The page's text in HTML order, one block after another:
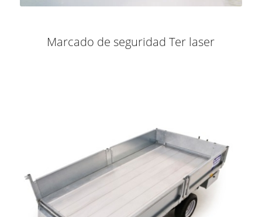
Marcado de seguridad Ter laser